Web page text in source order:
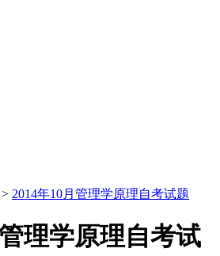
> 2014年10月管理学原理自考试题
理学原理自考试